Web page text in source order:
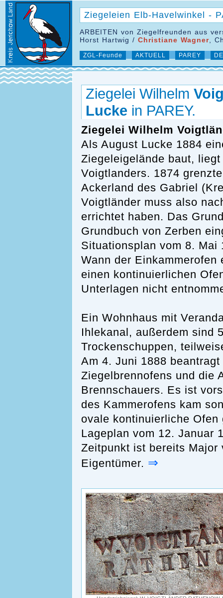
Ziegeleien Elb-Havelwinkel -
ARBEITEN von Ziegelfreunden aus
Horst Hartwig / Christiane Wagner ,
ZGL-Feunde AKTUELL PAREY
Ziegelei Wilhelm
Lucke in PAREY.
Ziegelei Wilhelm
Als August Lucke 1884
Ziegeleigelände baut,
Voigtlanders. 1874
Ackerland des Gabriel
Voigtländer muss also
errichtet haben. Das
Grundbuch von Zerben
Situationsplan vom 8. Mai
Wann der
einen kontinuierlichen
Unterlagen nicht
Ein Wohnhaus mit
Ihlekanal, außerdem sind
Trockenschuppen,
Am 4. Juni 1888
Ziegelbrennofens und die
Brennschauers. Es ist
des Kammerofens kam
ovale kontinuierliche
Lageplan vom 12. Januar
Zeitpunkt ist bereits Major
Eigentümer. ⇒